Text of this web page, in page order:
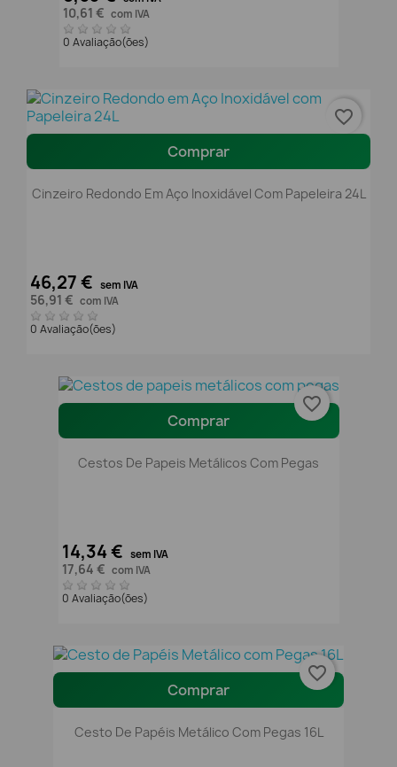
10,61 € com IVA
0 Avaliação(ões)
Comprar
Cinzeiro Redondo Em Aço Inoxidável Com Papeleira 24L
46,27 € sem IVA
56,91 € com IVA
0 Avaliação(ões)
favorite_border
Comprar
Cestos De Papeis Metálicos Com Pegas
14,34 € sem IVA
17,64 € com IVA
0 Avaliação(ões)
favorite_border
Comprar
Cesto De Papéis Metálico Com Pegas 16L
favorite_border